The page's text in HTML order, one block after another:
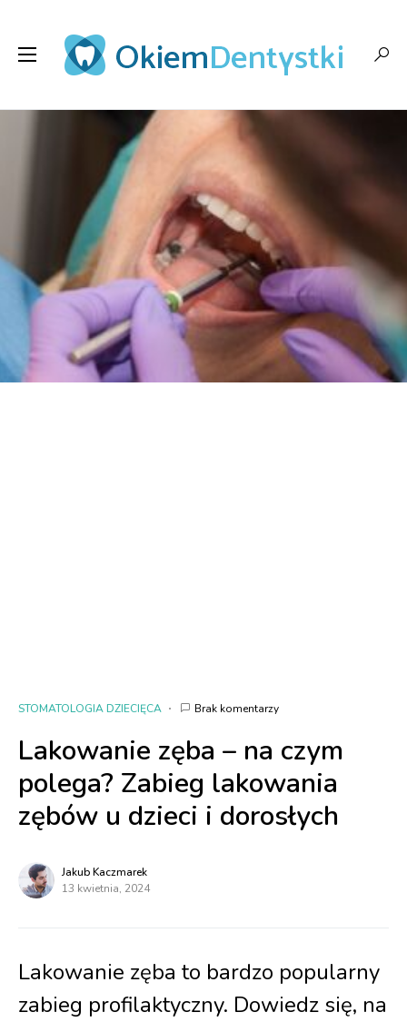
STOMATOLOGIA DZIECIĘCA Brak komentarzy
Lakowanie zęba – na czym
polega? Zabieg lakowania
zębów u dzieci i dorosłych
Jakub Kaczmarek
13 kwietnia, 2024
Lakowanie zęba to bardzo popularny
zabieg profilaktyczny. Dowiedz się, na